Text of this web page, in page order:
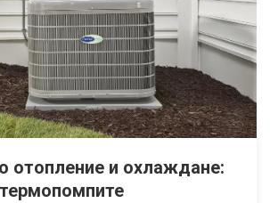
отопление и охлаждане: